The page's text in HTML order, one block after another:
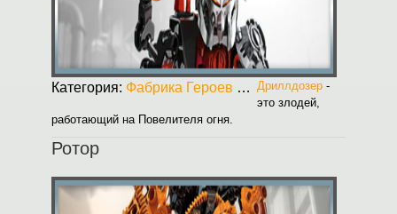
Категория: Фабрика Героев Опубликовано:
Дриллдозер -
это злодей,
работающий на Повелителя огня.
Ротор